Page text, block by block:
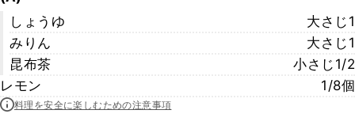
しょうゆ
大さじ1
みりん
大さじ1
昆布茶
小さじ1/2
レモン
1/8個
料理を安全に楽しむための注意事項